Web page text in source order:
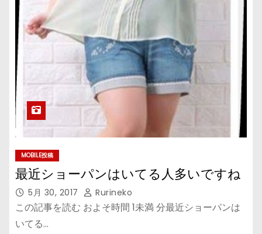
MOBILE投稿
最近ショーパンはいてる人多いですね
5月 30, 2017 Rurineko
この記事を読む およそ時間 1未満 分最近ショーパンは
いてる…